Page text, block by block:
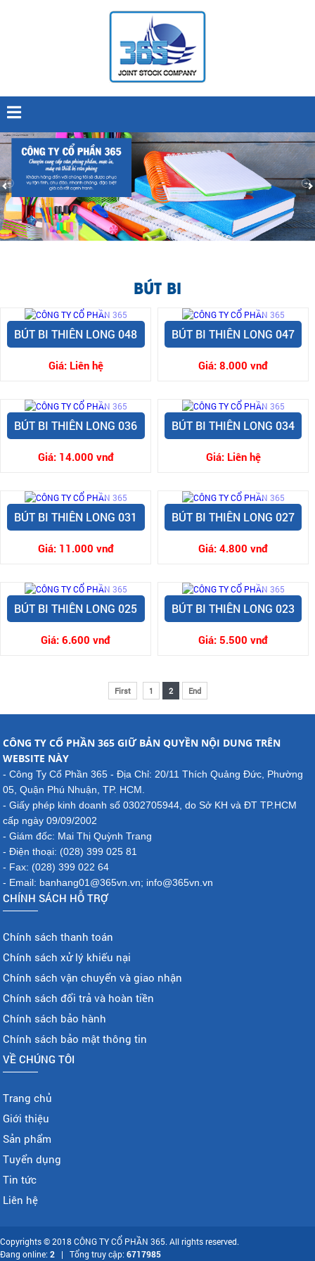
BÚT BI
BÚT BI THIÊN LONG 048
Giá: Liên hệ
BÚT BI THIÊN LONG 047
Giá: 8.000 vnđ
BÚT BI THIÊN LONG 036
Giá: 14.000 vnđ
BÚT BI THIÊN LONG 034
Giá: Liên hệ
BÚT BI THIÊN LONG 031
Giá: 11.000 vnđ
BÚT BI THIÊN LONG 027
Giá: 4.800 vnđ
BÚT BI THIÊN LONG 025
Giá:6.600 vnđ
BÚT BI THIÊN LONG 023
Giá: 5.500 vnđ
First 1 2 End
CÔNG TY CỔ PHẦN 365 GIỮ BẢN QUYỀN NỘI DUNG TRÊN
WEBSITE NÀY
- Công Ty Cổ Phần 365 - Địa Chỉ: 20/11 Thích Quảng Đức, Phường
05, Quận Phú Nhuận, TP. HCM.
- Giấy phép kinh doanh số 0302705944, do Sở KH và ĐT TP.HCM
cấp ngày 09/09/2002
- Giám đốc: Mai Thị Quỳnh Trang
- Điện thoại: (028) 399 025 81
- Fax: (028) 399 022 64
- Email: banhang01@365vn.vn; info@365vn.vn
CHÍNH SÁCH HỖ TRỢ
Chính sách thanh toán
Chính sách xử lý khiếu nại
Chính sách vận chuyển và giao nhận
Chính sách đổi trả và hoàn tiền
Chính sách bảo hành
Chính sách bảo mật thông tin
VỀ CHÚNG TÔI
Trang chủ
Giới thiệu
Sản phẩm
Tuyển dụng
Tin tức
Liên hệ
Copyrights © 2018 CÔNG TY CỔ PHẦN 365. All rights reserved.
Đang online: 2 | Tổng truy cập: 6717985